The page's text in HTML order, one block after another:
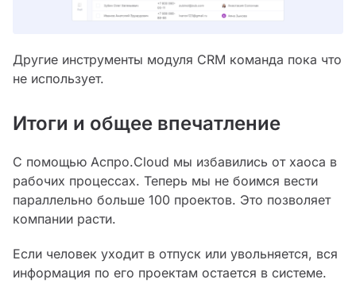
Другие инструменты модуля CRM команда пока что
не использует.
Итоги и общее впечатление
С помощью Аспро.Cloud мы избавились от хаоса в
рабочих процессах. Теперь мы не боимся вести
параллельно больше 100 проектов. Это позволяет
компании расти.
Если человек уходит в отпуск или увольняется, вся
информация по его проектам остается в системе.